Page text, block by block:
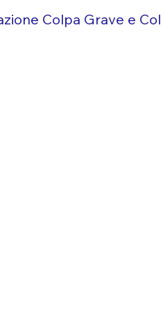
Colpa Grave e